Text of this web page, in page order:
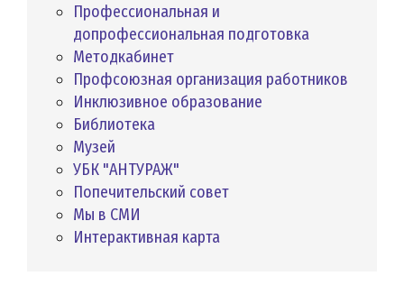
Профессиональная и
допрофессиональная подготовка
Методкабинет
Профсоюзная организация работников
Инклюзивное образование
Библиотека
Музей
УБК "АНТУРАЖ"
Попечительский совет
Мы в СМИ
Интерактивная карта